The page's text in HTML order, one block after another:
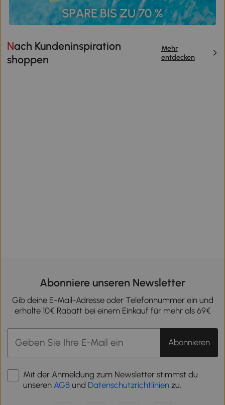
Nach Kundeninspiration
shoppen
Mehr
entdecken
Abonniere unseren Newsletter
Gib deine E-Mail-Adresse oder Telefonnummer ein und
erhalte 10€ Rabatt bei einem Einkauf für mehr als 69€
Abonnieren
Mit der Anmeldung zum Newsletter stimmst du
unseren AGB und Datenschutzrichtlinien zu.